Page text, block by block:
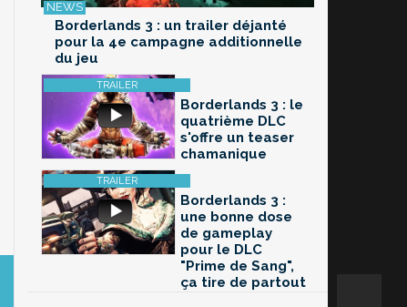
Borderlands 3 : un trailer déjanté
pour la 4e campagne additionnelle
du jeu
Borderlands 3 : le
quatrième DLC
s'offre un teaser
chamanique
Borderlands 3 :
une bonne dose
de gameplay
pour le DLC
"Prime de Sang",
ça tire de partout